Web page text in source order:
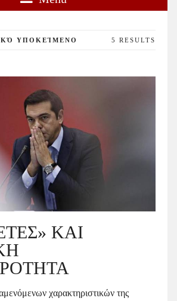
ΥΠΟΚΕΊΜΕΝΟ 5 RESULTS
ΚΑΙ
χαρακτηριστικών της